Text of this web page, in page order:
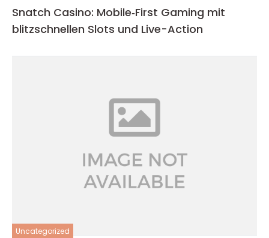
Snatch Casino: Mobile‑First Gaming mit
blitzschnellen Slots und Live-Action
Uncategorized